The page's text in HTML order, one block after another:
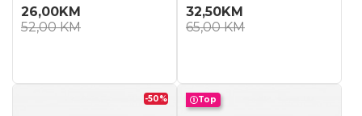
26,00KM
52,00KM
32,50KM
65,00KM
-50% Top